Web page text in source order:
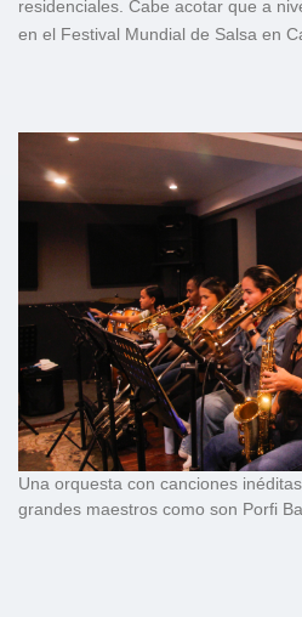
residenciales. Cabe acotar que a
en el Festival Mundial de Salsa en
Una orquesta con canciones
grandes maestros como son Porfi